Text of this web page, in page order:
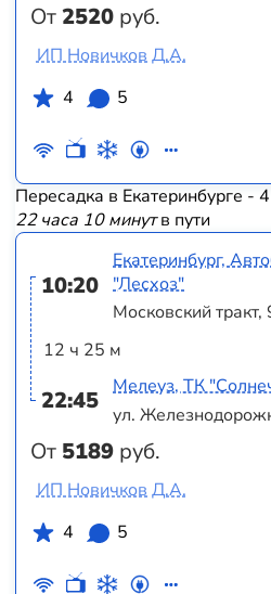
От2520 руб.
ИП Новичков Д.А.
4
5
Пересадка в Екатеринбурге -
22 часа 10 минутв пути
10:20
12 ч 25 м
22:45
От 5189 руб.
Екатеринбург,
"Лесхоз"
Московский тракт,
Мелеуз, ТК
ул.
ИП Новичков Д.А.
4
5